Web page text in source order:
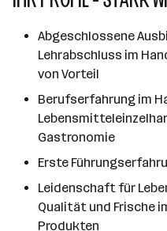
Abgeschlossene
Lehrabschluss im
von Vorteil
Berufserfahrung im
Gastronomie
Erste
Leidenschaft für
Qualität und Frische
Produkten